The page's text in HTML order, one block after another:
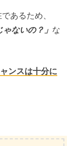
あるため、
ないの？」 な
ンスは十分に